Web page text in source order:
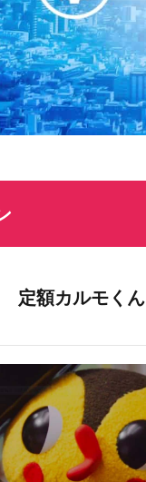
定額カルモくん